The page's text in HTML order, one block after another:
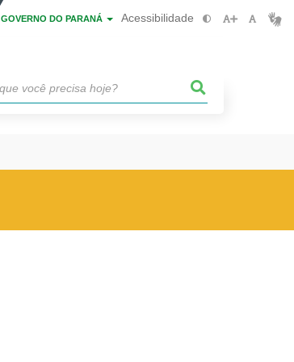
GOVERNO DO PARANÁ Acessibilidade